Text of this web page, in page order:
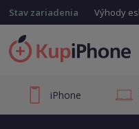
Stav zariadenia Výhody
iPhone